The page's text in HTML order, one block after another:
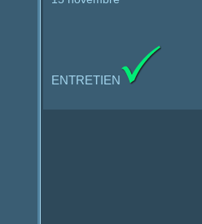
ENTRETIEN